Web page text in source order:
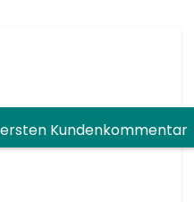
Kundenkommentar